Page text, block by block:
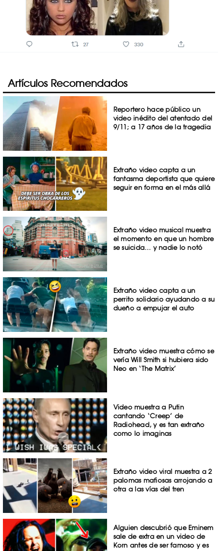
Artículos Recomendados
Reportero hace público un
video inédito del atentado del
9/11; a 17 años de la tragedia
Extraño video capta a un
fantasma deportista que quiere
seguir en forma en el más allá
Extraño video musical muestra
el momento en que un hombre
se suicida… y nadie lo notó
Extraño video capta a un
perrito solidario ayudando a su
dueño a empujar el auto
Extraño video muestra cómo se
vería Will Smith si hubiera sido
Neo en ‘The Matrix’
Video muestra a Putin
cantando ‘Creep’ de
Radiohead, y es tan extraño
como lo imaginas
Extraño video viral muestra a 2
palomas mafiosas arrojando a
otra a las vías del tren
Alguien descubrió que Eminem
sale de extra en un video de
Korn antes de ser famoso y es